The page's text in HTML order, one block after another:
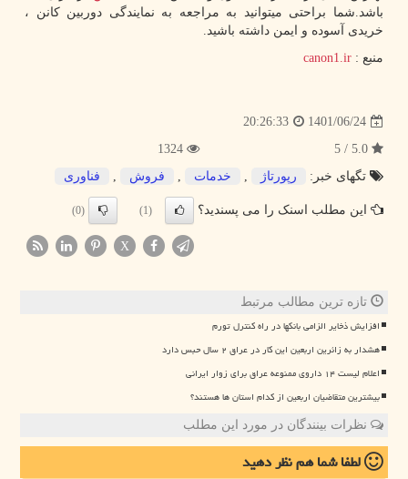
باشد.شما براحتی میتوانید به مراجعه به نمایندگی دوربین کانن ،
خریدی آسوده و ایمن داشته باشید.
منبع : canon1.ir
1401/06/24
20:26:33
تگهای خبر:
رپورتاژ , خدمات , فروش , فناوری
این مطلب اسنک را می پسندید؟ (1)
(0)
X
تازه ترین مطالب مرتبط
افزایش ذخایر الزامی بانکها در راه کنترل تورم
هشدار به زائرین اربعین این کار در عراق ۲ سال حبس دارد
اعلام لیست ۱۴ داروی ممنوعه عراق برای زوار ایرانی
بیشترین متقاضیان اربعین از کدام استان ها هستند؟
نظرات بینندگان در مورد این مطلب
لطفا شما همنظر دهید